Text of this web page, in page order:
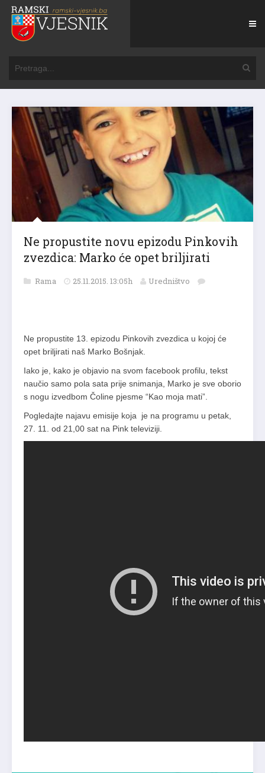
Ne propustite novu epizodu Pinkovih
zvezdica: Marko će opet briljirati
Rama 25.11.2015. 13:05h Uredništvo
Ne propustite 13. epizodu Pinkovih zvezdica u kojoj će
opet briljirati naš Marko Bošnjak.
Iako je, kako je objavio na svom facebook profilu, tekst
naučio samo pola sata prije snimanja, Marko je sve oborio
s nogu izvedbom Čoline pjesme “Kao moja mati”.
Pogledajte najavu emisije koja je na programu u petak,
27. 11. od 21,00 sat na Pink televiziji.